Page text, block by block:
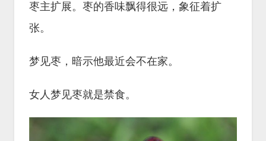
枣主扩展。枣的香味飘得很远，象征着扩
张。
梦见枣，暗示他最近会不在家。
女人梦见枣就是禁食。